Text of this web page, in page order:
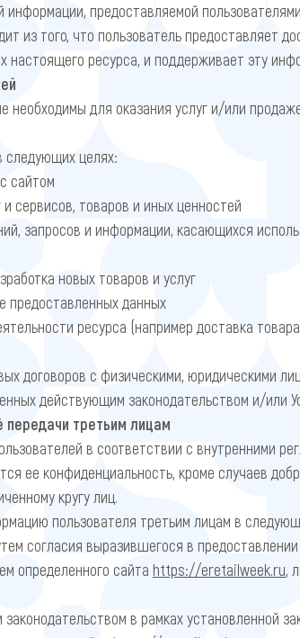
предоставляемой
из того, что пользователь предоставляет
ресурса, и поддерживает эту
необходимы для оказания услуг и/или
следующих целях:
сайтом
сервисов, товаров и иных ценностей
запросов и информации, касающихся
новых товаров и услуг
предоставленных данных
ресурса (например доставка
договоров с физическими, юридическими
действующим законодательством и/или
передачи третьим лицам
в соответствии с внутренними
ее конфиденциальность, кроме случаев
кругу лиц.
пользователя третьим лицам в
согласия выразившегося в
определенного сайта https://eretailweek.ru,
в рамках установленной